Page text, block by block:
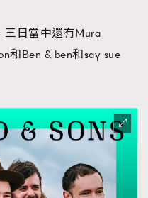
日當中還有Mura
和Ben & ben和say sue